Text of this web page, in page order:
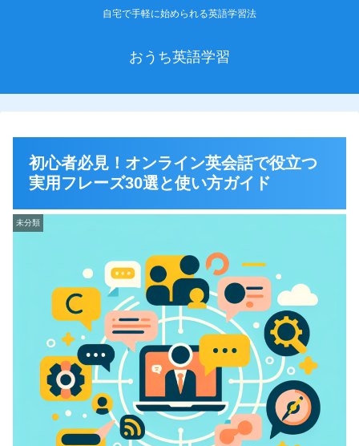
自宅で手軽に始められる英語学習法
おうち英語学習
初心者必見！オンライン英会話で役立つ
実用フレーズ30選と使い方ガイド
未分類